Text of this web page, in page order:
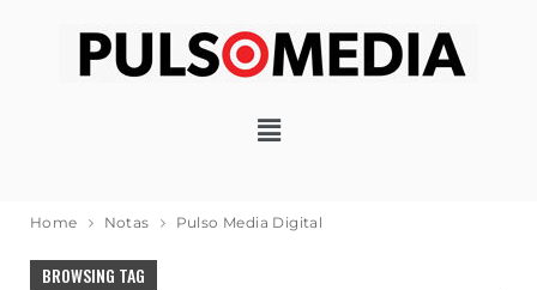
Home Notas Pulso Media Digital
BROWSING TAG